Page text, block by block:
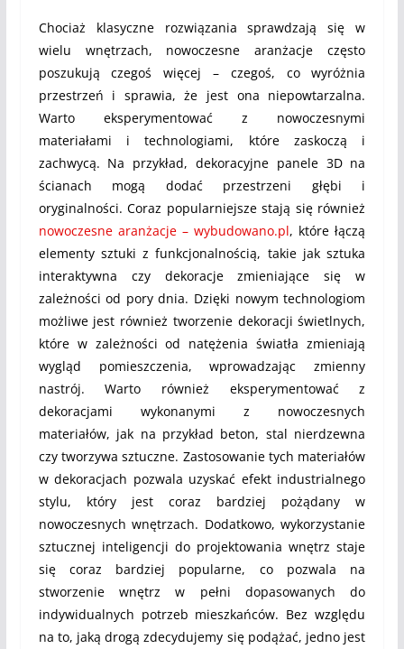
Chociaż klasyczne rozwiązania sprawdzają się w
wielu wnętrzach, nowoczesne aranżacje często
poszukują czegoś więcej – czegoś, co wyróżnia
przestrzeń i sprawia, że jest ona niepowtarzalna.
Warto eksperymentować z nowoczesnymi
materiałami i technologiami, które zaskoczą i
zachwycą. Na przykład, dekoracyjne panele 3D na
ścianach mogą dodać przestrzeni głębi i
oryginalności. Coraz popularniejsze stają się również
nowoczesne aranżacje – wybudowano.pl, które łączą
elementy sztuki z funkcjonalnością, takie jak sztuka
interaktywna czy dekoracje zmieniające się w
zależności od pory dnia. Dzięki nowym technologiom
możliwe jest również tworzenie dekoracji świetlnych,
które w zależności od natężenia światła zmieniają
wygląd pomieszczenia, wprowadzając zmienny
nastrój. Warto również eksperymentować z
dekoracjami wykonanymi z nowoczesnych
materiałów, jak na przykład beton, stal nierdzewna
czy tworzywa sztuczne. Zastosowanie tych materiałów
w dekoracjach pozwala uzyskać efekt industrialnego
stylu, który jest coraz bardziej pożądany w
nowoczesnych wnętrzach. Dodatkowo, wykorzystanie
sztucznej inteligencji do projektowania wnętrz staje
się coraz bardziej popularne, co pozwala na
stworzenie wnętrz w pełni dopasowanych do
indywidualnych potrzeb mieszkańców. Bez względu
na to, jaką drogą zdecydujemy się podążać, jedno jest